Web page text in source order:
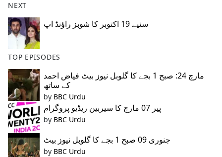
NEXT
سنیے 19 اکتوبر کا شوبز راؤنڈ اپ
TOP EPISODES
مارچ 24: صبح 1 بجے کا گلوبل نیوز بیٹ فیاض احمد
کے ساتھ
by BBC Urdu
پیر 07 مارچ کا سیربین ریڈیو پروگرام
by BBC Urdu
جنوری 09 صبح 1 بجے کا گلوبل نیوز بیٹ
by BBC Urdu